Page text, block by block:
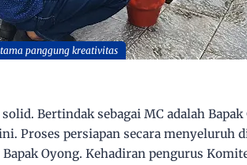
panggung kreativitas
Bertindak sebagai MC adalah
Proses persiapan secara menyeluruh
Oyong. Kehadiran pengurus